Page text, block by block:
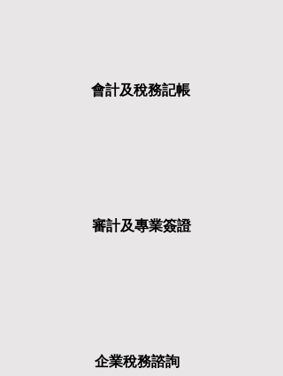
會計及稅務記帳
審計及專業簽證
企業稅務諮詢